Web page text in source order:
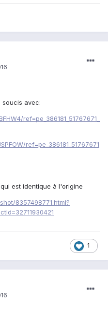
avec:
ref=pe_386181_51767671_
ref=pe_386181_51767671
est identique à l'origine
8357498771.html?
1